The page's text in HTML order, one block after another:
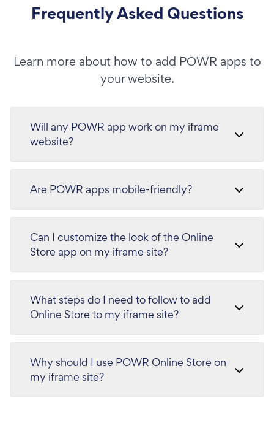
Frequently Asked Questions
Learn more about how to add POWR apps to
your website.
Will any POWR app work on my iframe
website?
Are POWR apps mobile-friendly?
Can I customize the look of the Online
Store app on my iframe site?
What steps do I need to follow to add
Online Store to my iframe site?
Why should I use POWR Online Store on
my iframe site?